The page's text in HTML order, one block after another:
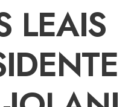
LEAIS